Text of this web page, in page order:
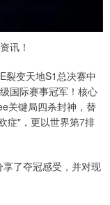
讯！
裂变天地S1总决赛中
国际赛事冠军！核心
关键局四杀封神，替
症"，更以世界第7排
了夺冠感受，并对现